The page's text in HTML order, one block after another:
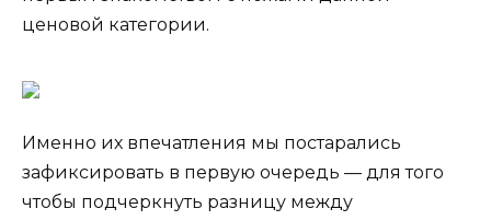
ценовой категории.
Именно их впечатления мы постарались
зафиксировать в первую очередь — для того
чтобы подчеркнуть разницу между